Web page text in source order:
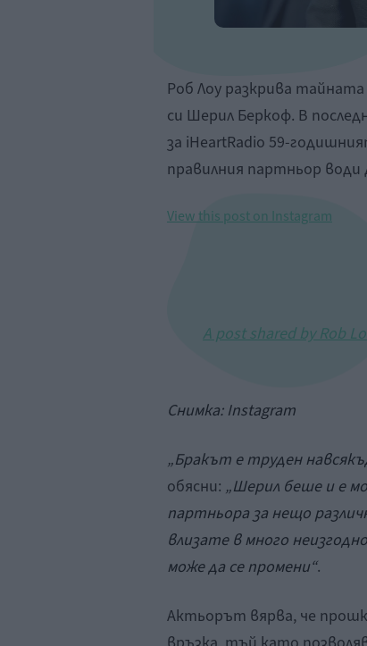
Роб Лоу разкрива
си Шерил Беркоф. В
за iHeartRadio 59-
правилния партньор
View this post on Instagram
A post shared by Rob
Снимка: Instagram
„Бракът е труден
обясни: „Шерил беше и е
партньора за нещо
влизате в много
може да се промени“.
Актьорът вярва, че